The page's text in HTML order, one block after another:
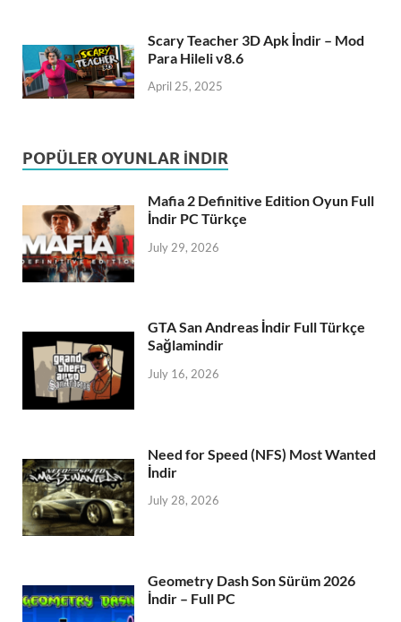
Scary Teacher 3D Apk İndir – Mod
Para Hileli v8.6
April 25, 2025
POPÜLER OYUNLAR İNDIR
Mafia 2 Definitive Edition Oyun Full
İndir PC Türkçe
July 29, 2026
GTA San Andreas İndir Full Türkçe
Sağlamindir
July 16, 2026
Need for Speed (NFS) Most Wanted
İndir
July 28, 2026
Geometry Dash Son Sürüm 2026
İndir – Full PC